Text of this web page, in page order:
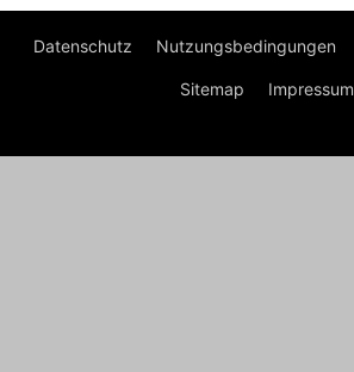
Datenschutz Nutzungsbedingungen
Sitemap Impressum